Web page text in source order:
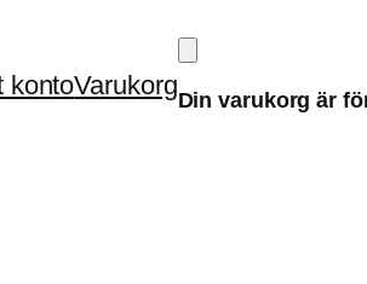
kontoVarukorgDin varukorg är